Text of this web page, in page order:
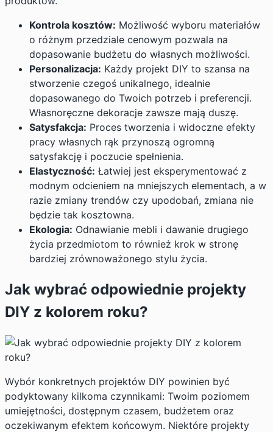
Kontrola kosztów: Możliwość wyboru materiałów
o różnym przedziale cenowym pozwala na
dopasowanie budżetu do własnych możliwości.
Personalizacja: Każdy projekt DIY to szansa na
stworzenie czegoś unikalnego, idealnie
dopasowanego do Twoich potrzeb i preferencji.
Własnoręczne dekoracje zawsze mają duszę.
Satysfakcja: Proces tworzenia i widoczne efekty
pracy własnych rąk przynoszą ogromną
satysfakcję i poczucie spełnienia.
Elastyczność: Łatwiej jest eksperymentować z
modnym odcieniem na mniejszych elementach, a w
razie zmiany trendów czy upodobań, zmiana nie
będzie tak kosztowna.
Ekologia: Odnawianie mebli i dawanie drugiego
życia przedmiotom to również krok w stronę
bardziej zrównoważonego stylu życia.
Jak wybrać odpowiednie projekty
DIY z kolorem roku?
Wybór konkretnych projektów DIY powinien być
podyktowany kilkoma czynnikami: Twoim poziomem
umiejętności, dostępnym czasem, budżetem oraz
oczekiwanym efektem końcowym. Niektóre projekty